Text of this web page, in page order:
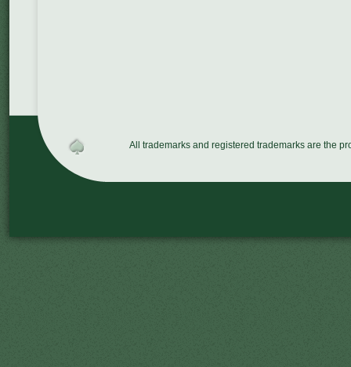
All trademarks and registered trademarks are the